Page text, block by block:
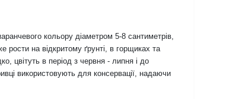
кольору діаметром 5-8 сантиметрів,
на відкритому ґрунті, в горщиках та
цвітуть в період з червня - липня і до
використовують для консервації, надаючи